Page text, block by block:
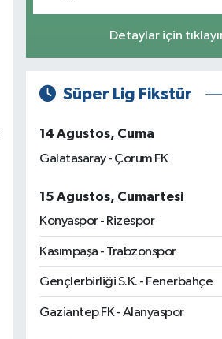
Detaylar için
Süper Lig Fikstür
14 Ağustos, Cuma
Galatasaray - Çorum FK
15 Ağustos, Cumartesi
Konyaspor - Rizespor
Kasımpaşa - Trabzonspor
Gençlerbirliği S.K. - Fenerbahçe
Gaziantep FK - Alanyaspor